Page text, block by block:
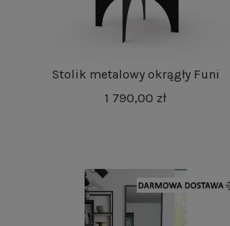
Stolik metalowy okrągły Funi
1 790,00 zł